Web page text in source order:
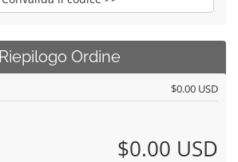
Riepilogo Ordine
$0.00 USD
$0.00 USD